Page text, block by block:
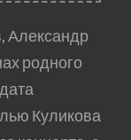
Александр
родного
Куликова